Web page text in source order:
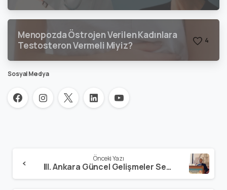
Menopozda Östrojen Verilen Kadınlara
Testosteron Vermeli Miyiz?
4
Sosyal Medya
Önceki Yazı
III. Ankara Güncel Gelişmeler Sempozyumu